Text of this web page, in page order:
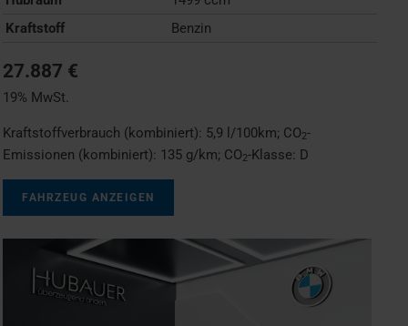
Kraftstoff
Benzin
27.887 €
19% MwSt.
Kraftstoffverbrauch (kombiniert): 5,9 l/100km; CO2-
Emissionen (kombiniert): 135 g/km; CO2-Klasse: D
FAHRZEUG ANZEIGEN